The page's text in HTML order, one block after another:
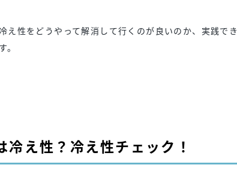
え性をどうやって解消して行くのが良いのか、実践でき
冷え性？冷え性チェック！